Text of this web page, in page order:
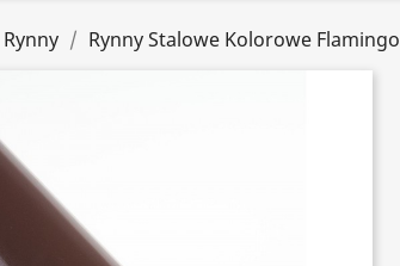
Rynny Rynny Stalowe Kolorowe Flamingo